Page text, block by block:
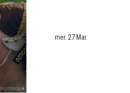
mer. 27 Mar.